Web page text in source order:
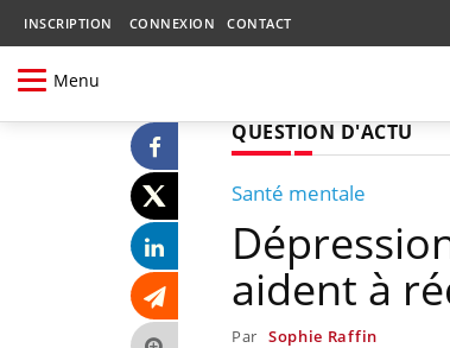
INSCRIPTION CONNEXION CONTACT
Menu
QUESTION D'ACTU
Santé mentale
aident à
Par Sophie Raffin